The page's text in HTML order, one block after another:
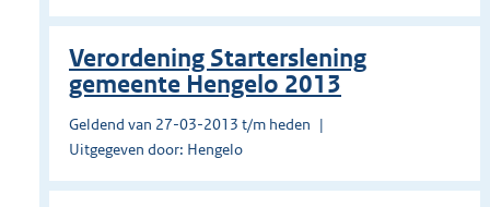
Verordening Starterslening
gemeente Hengelo 2013
Geldend van 27-03-2013 t/m heden
Uitgegeven door: Hengelo